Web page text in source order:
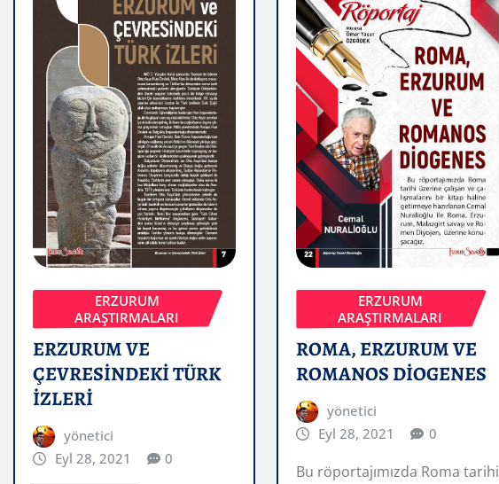
ERZURUM
ARAŞTIRMALARI
ERZURUM VE
ÇEVRESİNDEKİ TÜRK
İZLERİ
yönetici
Eyl 28, 2021
0
ERZURUM
ARAŞTIRMALARI
ROMA, ERZURUM VE
ROMANOS DİOGENES
yönetici
Eyl 28, 2021
0
Bu röportajımızda Roma tarihi